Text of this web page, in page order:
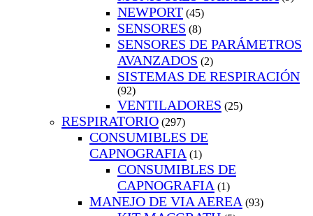
NEWPORT (45)
SENSORES (8)
SENSORES DE PARÁMETROS
AVANZADOS (2)
SISTEMAS DE RESPIRACIÓN
(92)
VENTILADORES (25)
RESPIRATORIO (297)
CONSUMIBLES DE
CAPNOGRAFIA (1)
CONSUMIBLES DE
CAPNOGRAFIA (1)
MANEJO DE VIA AEREA (93)